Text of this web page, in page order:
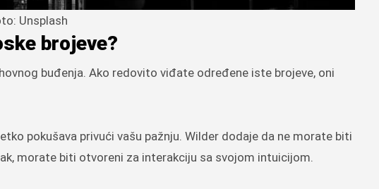
Unsplash
brojeve?
buđenja. Ako redovito viđate određene iste brojeve, oni
pokušava privući vašu pažnju. Wilder dodaje da ne morate biti
morate biti otvoreni za interakciju sa svojom intuicijom.